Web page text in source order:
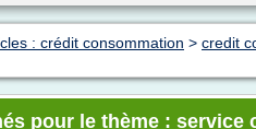
: crédit consommation > credit
pour le thème : service